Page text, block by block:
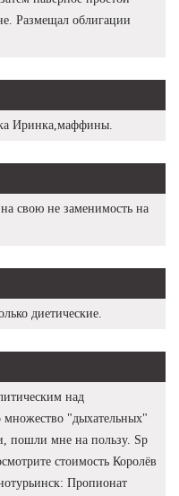
Размещал облигации
Иринка,маффины.
свою не заменимость на
диетические.
над
множество "дыхательных"
пошли мне на пользу. Sp
стоимость Королёв
Пропионат